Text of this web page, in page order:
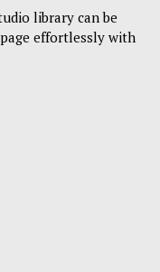
library can be
effortlessly with